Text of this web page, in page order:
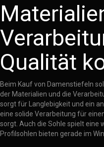
Qualität
Beim Kauf von Damenstiefeln
der Materialien und die
sorgt für Langlebigkeit und ein
eine solide Verarbeitung für
sorgt. Auch die Sohle spielt eine
Profilsohlen bieten gerade im